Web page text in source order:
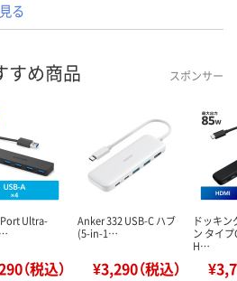
る
すめ商品 スポンサー
Ultra-
（税込）
Anker 332 USB-C ハブ
(5-in-1…
¥3,290（税込）
ドッキ
ン タイ
H…